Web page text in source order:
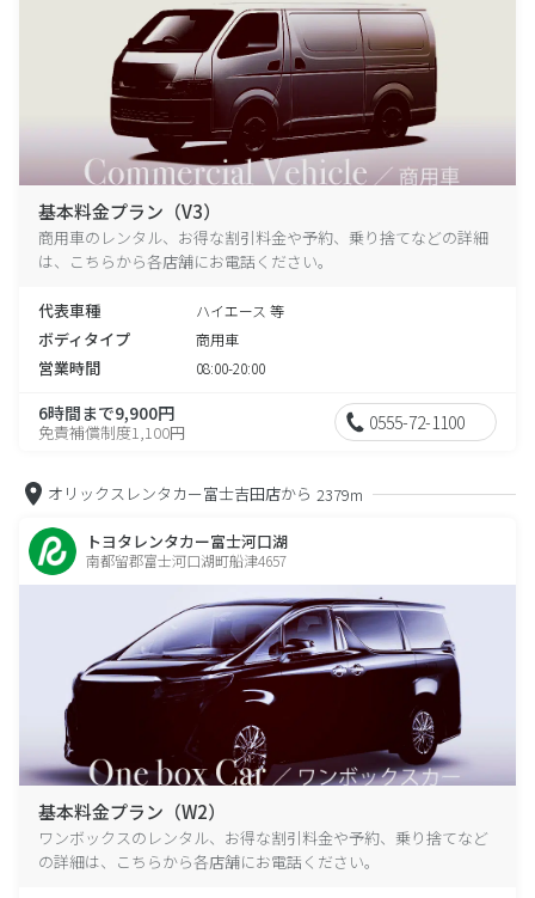
基本料金プラン（V3）
商用車のレンタル、お得な割引料金や予約、乗り捨てなどの詳細
は、こちらから各店舗にお電話ください。
代表車種 ハイエース 等
ボディタイプ 商用車
営業時間 08:00-20:00
6時間まで9,900円
免責補償制度1,100円 0555-72-1100
オリックスレンタカー富士吉田店から 2379m
トヨタレンタカー富士河口湖
南都留郡富士河口湖町船津4657
基本料金プラン（W2）
ワンボックスのレンタル、お得な割引料金や予約、乗り捨てなど
の詳細は、こちらから各店舗にお電話ください。